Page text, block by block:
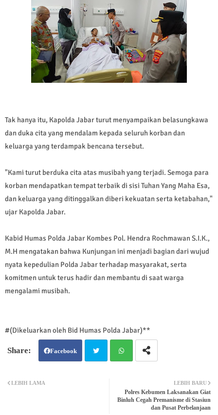
Tak hanya itu, Kapolda Jabar turut menyampaikan belasungkawa
dan duka cita yang mendalam kepada seluruh korban dan
keluarga yang terdampak bencana tersebut.
"Kami turut berduka cita atas musibah yang terjadi. Semoga para
korban mendapatkan tempat terbaik di sisi Tuhan Yang Maha Esa,
dan keluarga yang ditinggalkan diberi kekuatan serta ketabahan,"
ujar Kapolda Jabar.
Kabid Humas Polda Jabar Kombes Pol. Hendra Rochmawan S.I.K.,
M.H mengatakan bahwa Kunjungan ini menjadi bagian dari wujud
nyata kepedulian Polda Jabar terhadap masyarakat, serta
komitmen untuk terus hadir dan membantu di saat warga
mengalami musibah.
#(Dikeluarkan oleh Bid Humas Polda Jabar)**
Facebook
atsa
LEBIH BARU
Polres Kebumen Laksanakan Giat
Binluh Cegah Premanisme di Stasiun
dan Pusat Perbelanjaan
LEBIH LAMA